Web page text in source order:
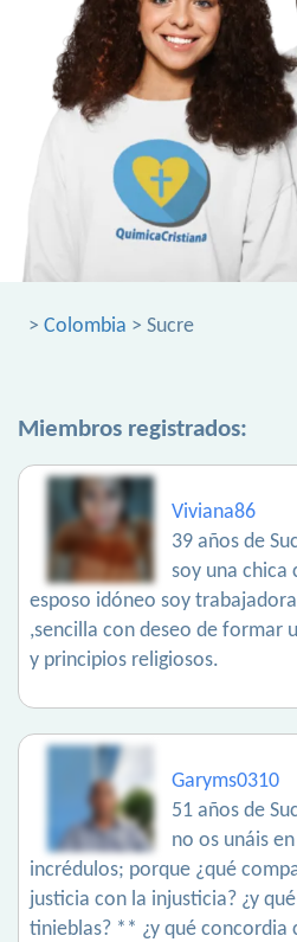
> Colombia > Sucre
Miembros registrados:
Viviana86
39 años de
soy una chica
esposo idóneo soy
,sencilla con deseo de formar
y principios religiosos.
Garyms0310
51 años de
no os unáis
incrédulos; porque ¿qué
justicia con la injusticia? ¿y
tinieblas? ** ¿y qué concordia